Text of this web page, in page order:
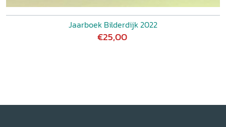
Jaarboek Bilderdijk 2022
€25,00